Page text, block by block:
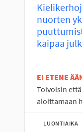
nuorten
kaipaa
EI ETENE
Toivoisin
aloittamaan
LUONTIAIKA